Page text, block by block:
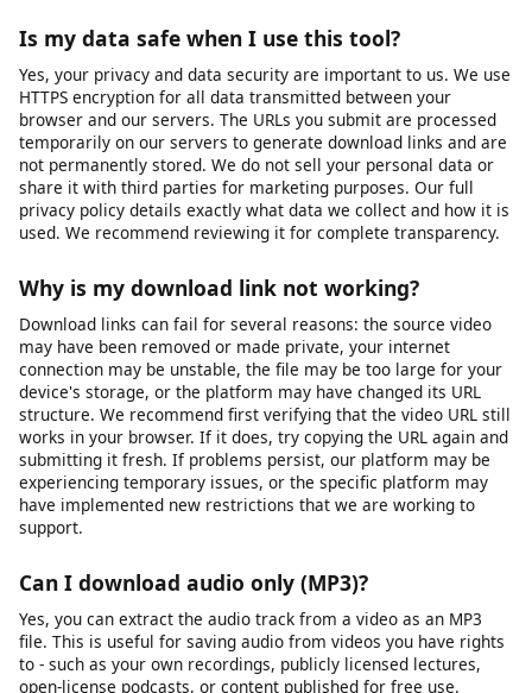
Our tool can only access videos that are publicly accessible or
videos to which you already have access (such as your own
unlisted videos). We cannot bypass privacy settings, password
protection, or paywalls. If a video requires you to be logged
into the platform to view it, you will need to ensure you are
logged in on that platform first, then copy the URL and paste it
into our downloader. Note that some platforms restrict
downloading of private content regardless of access.
Is my data safe when I use this tool?
Yes, your privacy and data security are important to us. We use
HTTPS encryption for all data transmitted between your
browser and our servers. The URLs you submit are processed
temporarily on our servers to generate download links and are
not permanently stored. We do not sell your personal data or
share it with third parties for marketing purposes. Our full
privacy policy details exactly what data we collect and how it is
used. We recommend reviewing it for complete transparency.
Why is my download link not working?
Download links can fail for several reasons: the source video
may have been removed or made private, your internet
connection may be unstable, the file may be too large for your
device's storage, or the platform may have changed its URL
structure. We recommend first verifying that the video URL still
works in your browser. If it does, try copying the URL again and